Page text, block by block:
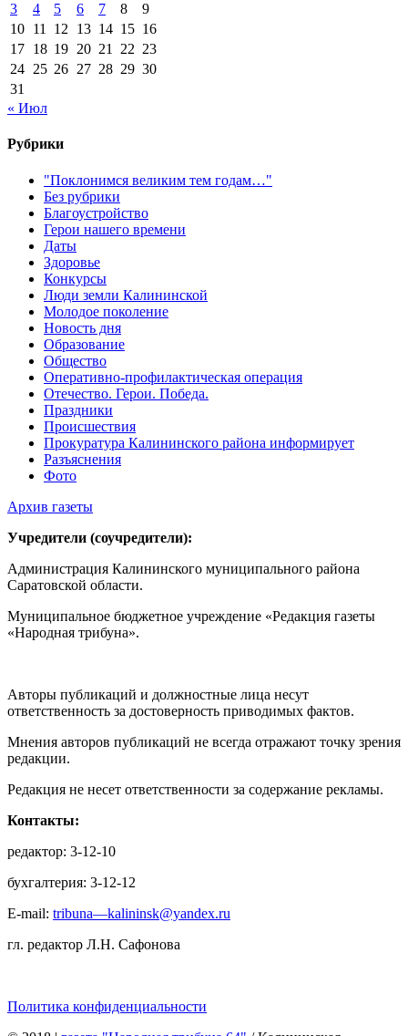
3
4 5 6 7 8
9
10 11 12 13 14 15 16
17 18 19 20 21 22 23
24 25 26 27 28 29 30
31
« Июл
Рубрики
"Поклонимся великим тем годам…"
Без рубрики
Благоустройство
Герои нашего времени
Даты
Здоровье
Конкурсы
Люди земли Калининской
Молодое поколение
Новость дня
Образование
Общество
Оперативно-профилактическая операция
Отечество. Герои. Победа.
Праздники
Происшествия
Прокуратура Калининского района информирует
Разъяснения
Фото
Архив газеты
Учредители (соучредители):
Администрация Калининского муниципального района
Саратовской области.
Муниципальное бюджетное учреждение «Редакция газеты
«Народная трибуна».
Авторы публикаций и должностные лица несут
ответственность за достоверность приводимых фактов.
Мнения авторов публикаций не всегда отражают точку зрения
редакции.
Редакция не несет ответственности за содержание рекламы.
Контакты:
редактор: 3-12-10
бухгалтерия: 3-12-12
E-mail: tribuna—kalininsk@yandex.ru
гл. редактор Л.Н. Сафонова
Политика конфиденциальности